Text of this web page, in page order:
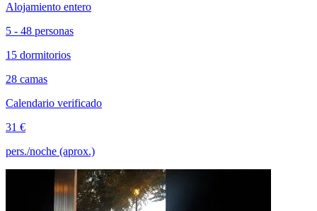
Alojamiento entero
5 - 48 personas
15 dormitorios
28 camas
Calendario verificado
31 €
pers./noche (aprox.)